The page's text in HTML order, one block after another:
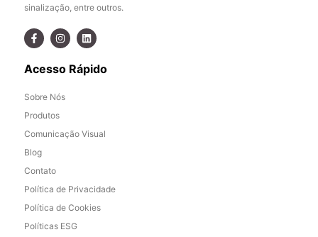
sinalização, entre outros.
Acesso Rápido
Sobre Nós
Produtos
Comunicação Visual
Blog
Contato
Política de Privacidade
Política de Cookies
Políticas ESG